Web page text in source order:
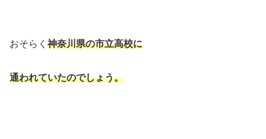
おそらく 神奈川県の市立高校に
通われていたのでしょう。